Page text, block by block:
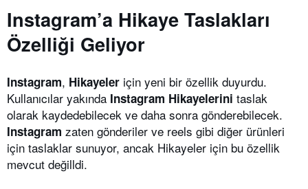
Instagram’a Hikaye Taslakları
Özelliği Geliyor
Instagram, Hikayeler için yeni bir özellik duyurdu.
Kullanıcılar yakında Instagram Hikayelerini taslak
olarak kaydedebilecek ve daha sonra gönderebilecek.
Instagram zaten gönderiler ve reels gibi diğer ürünleri
için taslaklar sunuyor, ancak Hikayeler için bu özellik
mevcut değilldi.